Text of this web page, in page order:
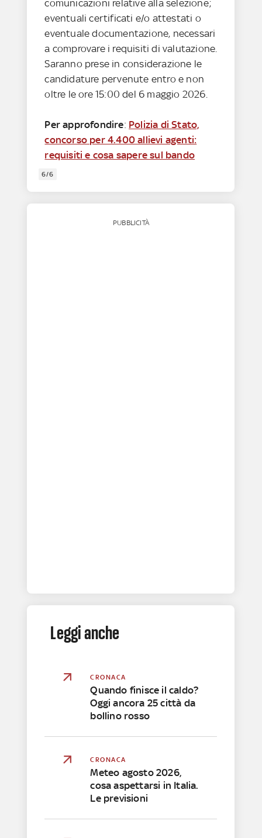
comunicazioni relative alla selezione;
eventuali certificati e/o attestati o
eventuale documentazione, necessari
a comprovare i requisiti di valutazione.
Saranno prese in considerazione le
candidature pervenute entro e non
oltre le ore 15:00 del 6 maggio 2026.
Per approfondire: Polizia di Stato,
concorso per 4.400 allievi agenti:
requisiti e cosa sapere sul bando
6/6
PUBBLICITÀ
Leggi anche
CRONACA
Quando finisce il caldo?
Oggi ancora 25 città da
bollino rosso
CRONACA
Meteo agosto 2026,
cosa aspettarsi in Italia.
Le previsioni